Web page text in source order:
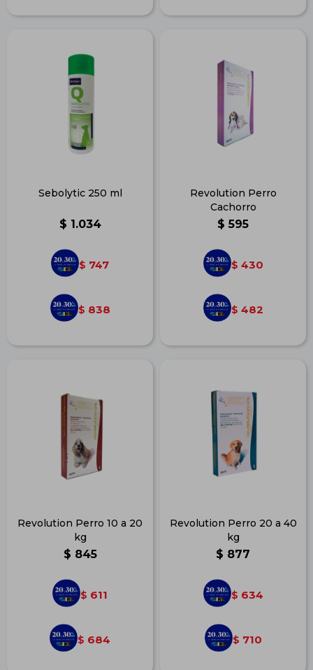
Sebolytic 250 ml
$ 1.034
$ 747
$ 838
Revolution Perro
Cachorro
$ 595
$ 430
$ 482
Revolution Perro 10 a 20
kg
$ 845
$ 611
$ 684
Revolution Perro 20 a 40
kg
$ 877
$ 634
$ 710